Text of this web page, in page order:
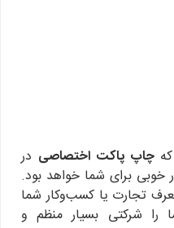
کهچاپ پاکت اختصاصی در
خوبی برای شما خواهد بود.
تجارت یا کسب‌وکار شما
شرکتی بسیار منظم و